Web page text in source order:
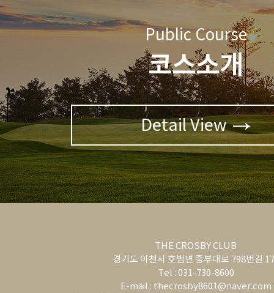
Public Course
코스소개
Detail View
THE CROSBY CLUB
경기도 이천시 호법면 중부대로 798번길
Tel : 031-730-8600
E-mail : thecrosby8601@naver.com